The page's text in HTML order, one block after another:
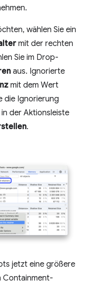
wählen Sie ein
mit der rechten
Sie im Drop-
aus. Ignorierte
mit dem Wert
die Ignorierung
der Aktionsleiste
.
jetzt eine größere
Containment-